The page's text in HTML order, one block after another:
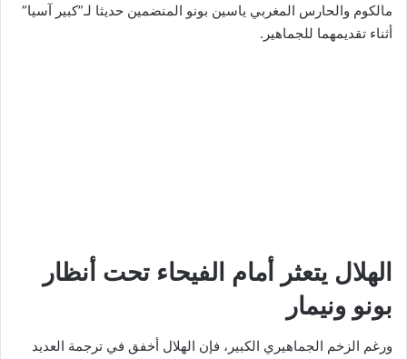
مالكوم والحارس المغربي ياسين بونو المنضمين حديثا لـ”كبير آسيا”
أثناء تقديمهما للجماهير.
الهلال يتعثر أمام الفيحاء تحت أنظار
بونو ونيمار
ورغم الزخم الجماهيري الكبير، فإن الهلال أخفق في ترجمة العديد